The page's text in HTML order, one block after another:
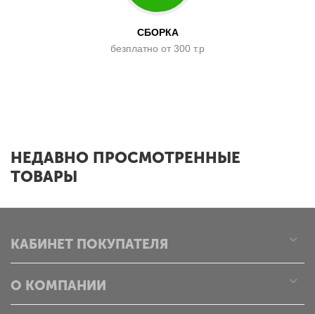
СБОРКА
безплатно от 300 т.р
НЕДАВНО ПРОСМОТРЕННЫЕ
ТОВАРЫ
КАБИНЕТ ПОКУПАТЕЛЯ
О КОМПАНИИ